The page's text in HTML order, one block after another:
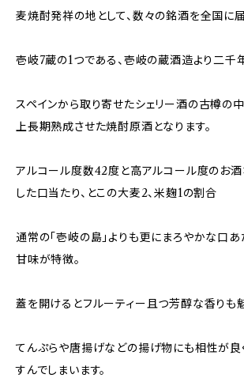
麦焼酎発祥の地として、数々の銘酒を全国に
壱岐7蔵の1つである、壱岐の蔵酒造より二千
スペインから取り寄せたシェリー酒の古樽の
上長期熟成させた焼酎原酒となります。
アルコール度数42度と高アルコール度のお酒
した口当たり、とこの大麦2、米麹1の割合
通常の「壱岐の島」よりも更にまろやかな口あ
甘味が特徴。
蓋を開けるとフルーティー且つ芳醇な香りも
てんぷらや唐揚げなどの揚げ物にも相性が良
すんでしまいます。